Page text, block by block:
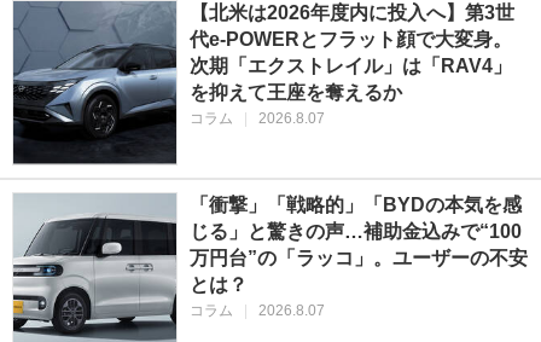
【北米は2026年度内に投入へ】第3世
代e-POWERとフラット顔で大変身。
次期「エクストレイル」は「RAV4」
を抑えて王座を奪えるか
コラム 2026.8.07
「衝撃」「戦略的」「BYDの本気を感
じる」と驚きの声…補助金込みで“100
万円台”の「ラッコ」。ユーザーの不安
とは？
コラム 2026.8.07